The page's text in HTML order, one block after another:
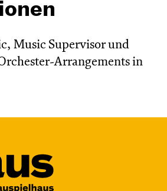
Music Supervisor und
Arrangements in